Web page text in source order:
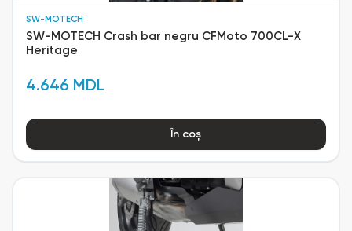
SW-MOTECH
SW-MOTECH Crash bar negru CFMoto 700CL-X
Heritage
4.646 MDL
În coș